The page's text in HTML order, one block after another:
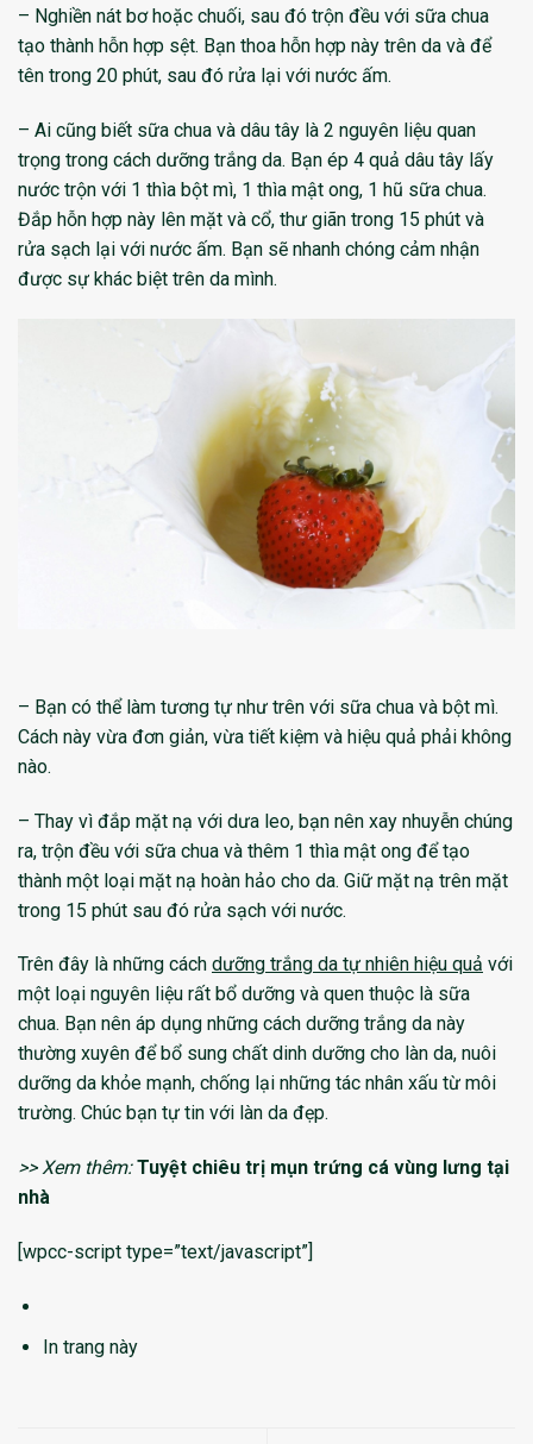
– Nghiền nát bơ hoặc chuối, sau đó trộn đều với sữa chua
tạo thành hỗn hợp sệt. Bạn thoa hỗn hợp này trên da và để
tên trong 20 phút, sau đó rửa lại với nước ấm.
– Ai cũng biết sữa chua và dâu tây là 2 nguyên liệu quan
trọng trong cách dưỡng trắng da. Bạn ép 4 quả dâu tây lấy
nước trộn với 1 thìa bột mì, 1 thìa mật ong, 1 hũ sữa chua.
Đắp hỗn hợp này lên mặt và cổ, thư giãn trong 15 phút và
rửa sạch lại với nước ấm. Bạn sẽ nhanh chóng cảm nhận
được sự khác biệt trên da mình.
– Bạn có thể làm tương tự như trên với sữa chua và bột mì.
Cách này vừa đơn giản, vừa tiết kiệm và hiệu quả phải không
nào.
– Thay vì đắp mặt nạ với dưa leo, bạn nên xay nhuyễn chúng
ra, trộn đều với sữa chua và thêm 1 thìa mật ong để tạo
thành một loại mặt nạ hoàn hảo cho da. Giữ mặt nạ trên mặt
trong 15 phút sau đó rửa sạch với nước.
Trên đây là những cách dưỡng trắng da tự nhiên hiệu quả với
một loại nguyên liệu rất bổ dưỡng và quen thuộc là sữa
chua. Bạn nên áp dụng những cách dưỡng trắng da này
thường xuyên để bổ sung chất dinh dưỡng cho làn da, nuôi
dưỡng da khỏe mạnh, chống lại những tác nhân xấu từ môi
trường. Chúc bạn tự tin với làn da đẹp.
>> Xem thêm: Tuyệt chiêu trị mụn trứng cá vùng lưng tại
nhà
[wpcc-script type=”text/javascript”]
In trang này